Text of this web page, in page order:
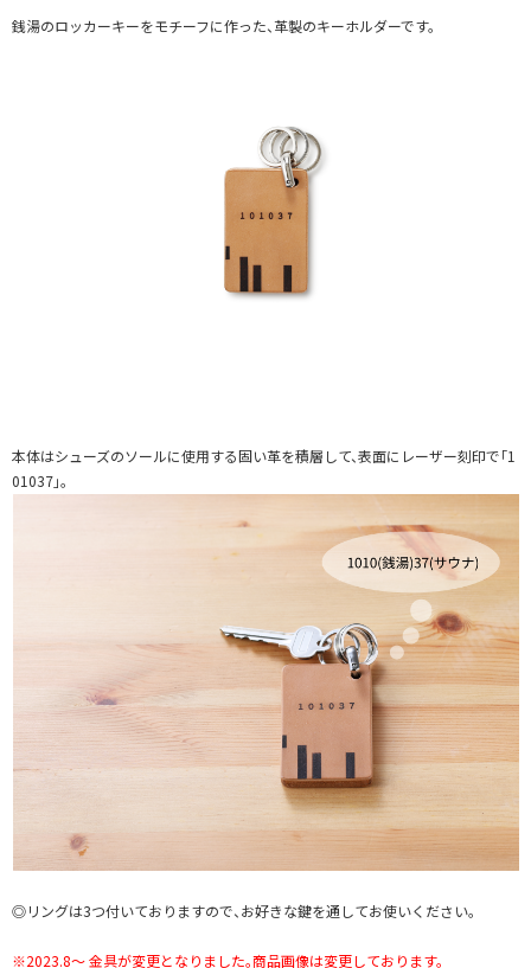
銭湯のロッカーキーをモチーフに作った、革製のキーホルダーです。
本体はシューズのソールに使用する固い革を積層して、表面にレーザー刻印で「1
01037」。
◎リングは3つ付いておりますので、お好きな鍵を通してお使いください。
※2023.8～ 金具が変更となりました。商品画像は変更しております。